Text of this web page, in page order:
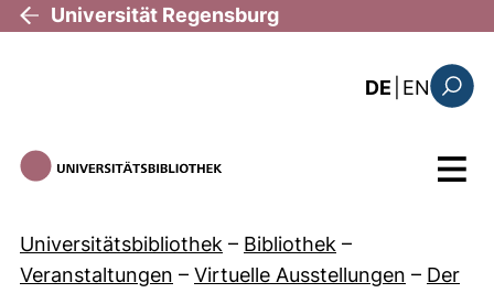
Direkt zum Inhalt
Universität Regensburg
DE EN: the
Menü
Universitätsbibliothek – Bibliothek –
Veranstaltungen – Virtuelle Ausstellungen – Der